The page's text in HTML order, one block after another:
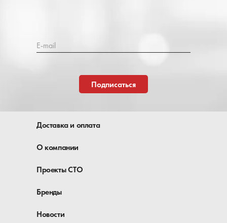
E-mail
Подписаться
Доставка и оплата
О компании
Проекты СТО
Бренды
Новости